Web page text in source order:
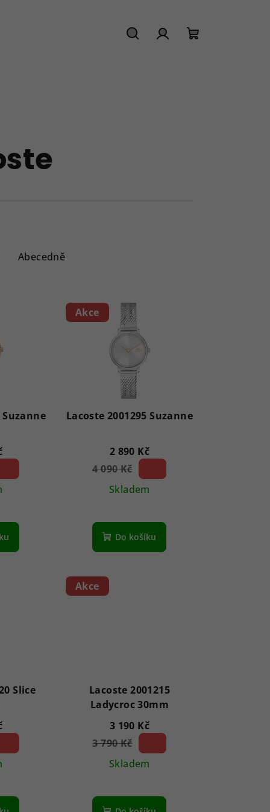
Abecedně
Suzanne
Akce
Lacoste 2001295 Suzanne
2 890 Kč
4 090 Kč
Skladem
Do košíku
Slice
Akce
Lacoste 2001215
Ladycroc 30mm
3 190 Kč
3 790 Kč
Skladem